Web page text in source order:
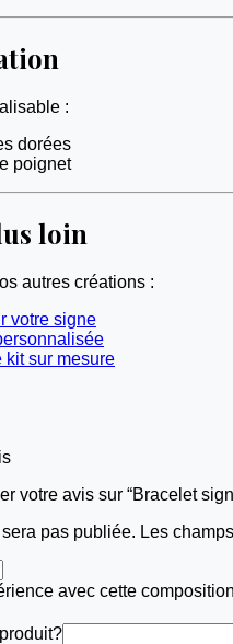
:
dorées
poignet
loin
autres créations :
votre signe
kit sur mesure
votre avis sur “Bracelet
pas publiée. Les
avec cette